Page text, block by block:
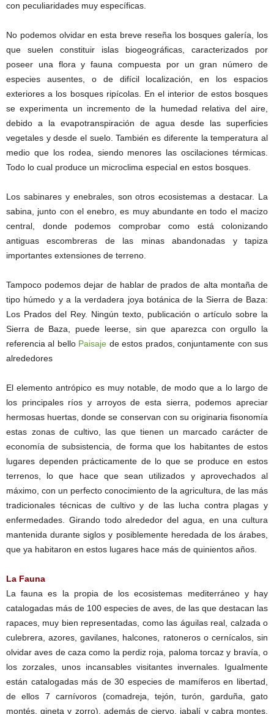
con peculiaridades muy específicas.
No podemos olvidar en esta breve reseña los bosques galería, los
que suelen constituir islas biogeográficas, caracterizados por
poseer una flora y fauna compuesta por un gran número de
especies ausentes, o de difícil localización, en los espacios
exteriores a los bosques ripícolas. En el interior de estos bosques
se experimenta un incremento de la humedad relativa del aire,
debido a la evapotranspiración de agua desde las superficies
vegetales y desde el suelo. También es diferente la temperatura al
medio que los rodea, siendo menores las oscilaciones térmicas.
Todo lo cual produce un microclima especial en estos bosques.
Los sabinares y enebrales, son otros ecosistemas a destacar. La
sabina, junto con el enebro, es muy abundante en todo el macizo
central, donde podemos comprobar como está colonizando
antiguas escombreras de las minas abandonadas y tapiza
importantes extensiones de terreno.
Tampoco podemos dejar de hablar de prados de alta montaña de
tipo húmedo y a la verdadera joya botánica de la Sierra de Baza:
Los Prados del Rey. Ningún texto, publicación o artículo sobre la
Sierra de Baza, puede leerse, sin que aparezca con orgullo la
referencia al bello Paisaje de estos prados, conjuntamente con sus
alrededores
El elemento antrópico es muy notable, de modo que a lo largo de
los principales ríos y arroyos de esta sierra, podemos apreciar
hermosas huertas, donde se conservan con su originaria fisonomía
estas zonas de cultivo, las que tienen un marcado carácter de
economía de subsistencia, de forma que los habitantes de estos
lugares dependen prácticamente de lo que se produce en estos
terrenos, lo que hace que sean utilizados y aprovechados al
máximo, con un perfecto conocimiento de la agricultura, de las más
tradicionales técnicas de cultivo y de las lucha contra plagas y
enfermedades. Girando todo alrededor del agua, en una cultura
mantenida durante siglos y posiblemente heredada de los árabes,
que ya habitaron en estos lugares hace más de quinientos años.
La Fauna
La fauna es la propia de los ecosistemas mediterráneo y hay
catalogadas más de 100 especies de aves, de las que destacan las
rapaces, muy bien representadas, como las águilas real, calzada o
culebrera, azores, gavilanes, halcones, ratoneros o cernícalos, sin
olvidar aves de caza como la perdiz roja, paloma torcaz y bravía, o
los zorzales, unos incansables visitantes invernales. Igualmente
están catalogadas más de 30 especies de mamíferos en libertad,
de ellos 7 carnívoros (comadreja, tejón, turón, garduña, gato
montés, gineta y zorro), además de ciervo, jabalí y cabra montes,